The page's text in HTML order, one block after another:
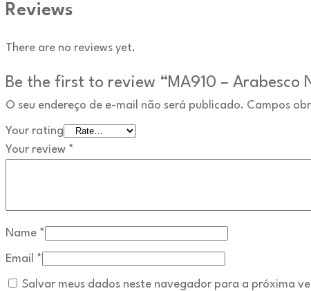
Reviews
There are no reviews yet.
Be the first to review “MA910 – Arabesco
O seu endereço de e-mail não será publicado. Campos
Your rating
Your review *
Name *
Email *
Salvar meus dados neste navegador para a próxima